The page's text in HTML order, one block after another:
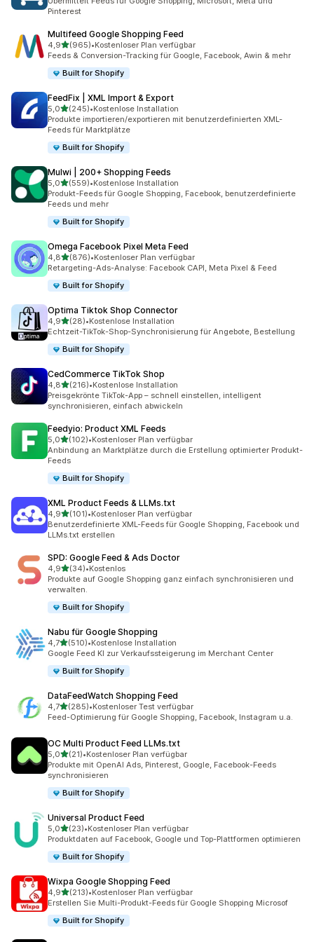
Pinterest
Multifeed Google Shopping Feed
4,9von 5 Sternen
(965)
965 Rezensionen insgesamt
•Kostenloser Plan verfügbar
Feeds & Conversion-Tracking für Google, Facebook, Awin & mehr
Built for Shopify
FeedFix | XML Import & Export
5,0von 5 Sternen
(245)
245 Rezensionen insgesamt
•Kostenlose Installation
Produkte importieren/exportieren mit benutzerdefinierten XML-
Feeds für Marktplätze
Built for Shopify
Mulwi | 200+ Shopping Feeds
5,0von 5 Sternen
(559)
559 Rezensionen insgesamt
•Kostenlose Installation
Produkt-Feeds für Google Shopping, Facebook, benutzerdefinierte
Feeds und mehr
Built for Shopify
Omega Facebook Pixel Meta Feed
4,8von 5 Sternen
(876)
876 Rezensionen insgesamt
•Kostenloser Plan verfügbar
Retargeting-Ads-Analyse: Facebook CAPI, Meta Pixel & Feed
Built for Shopify
Optima Tiktok Shop Connector
4,9von 5 Sternen
(28)
28 Rezensionen insgesamt
•Kostenlose Installation
Echtzeit-TikTok-Shop-Synchronisierung für Angebote, Bestellung
Built for Shopify
CedCommerce TikTok Shop
4,8von 5 Sternen
(216)
216 Rezensionen insgesamt
•Kostenlose Installation
Preisgekrönte TikTok-App – schnell einstellen, intelligent
synchronisieren, einfach abwickeln
Feedyio: Product XML Feeds
5,0von 5 Sternen
(102)
102 Rezensionen insgesamt
•Kostenloser Plan verfügbar
Anbindung an Marktplätze durch die Erstellung optimierter Produkt-
Feeds
Built for Shopify
XML Product Feeds & LLMs.txt
4,9von 5 Sternen
(101)
101 Rezensionen insgesamt
•Kostenloser Plan verfügbar
Benutzerdefinierte XML-Feeds für Google Shopping, Facebook und
LLMs.txt erstellen
SPD: Google Feed & Ads Doctor
4,9von 5 Sternen
(34)
34 Rezensionen insgesamt
•Kostenlos
Produkte auf Google Shopping ganz einfach synchronisieren und
verwalten.
Built for Shopify
Nabu für Google Shopping
4,7von 5 Sternen
(510)
510 Rezensionen insgesamt
•Kostenlose Installation
Google Feed KI zur Verkaufssteigerung im Merchant Center
Built for Shopify
DataFeedWatch Shopping Feed
4,7von 5 Sternen
(285)
285 Rezensionen insgesamt
•Kostenloser Test verfügbar
Feed-Optimierung für Google Shopping, Facebook, Instagram u.a.
OC Multi Product Feed LLMs.txt
5,0von 5 Sternen
(21)
21 Rezensionen insgesamt
•Kostenloser Plan verfügbar
Produkte mit OpenAI Ads, Pinterest, Google, Facebook-Feeds
synchronisieren
Built for Shopify
Universal Product Feed
5,0von 5 Sternen
(23)
23 Rezensionen insgesamt
•Kostenloser Plan verfügbar
Produktdaten auf Facebook, Google und Top-Plattformen optimieren
Built for Shopify
Wixpa Google Shopping Feed
4,9von 5 Sternen
(213)
213 Rezensionen insgesamt
•Kostenloser Plan verfügbar
Erstellen Sie Multi-Produkt-Feeds für Google Shopping Microsof
Built for Shopify